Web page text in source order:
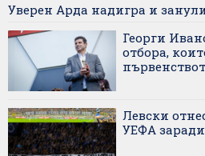
Уверен Арда надигра и
Георги
отбора,
Левски
УЕФА